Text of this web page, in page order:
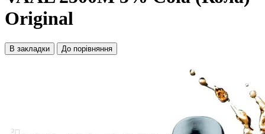
Original
В закладки До порівняння